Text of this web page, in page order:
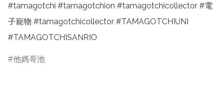
#tamagotchi #tamagotchion #tamagotchicollector #電
子寵物 #tamagotchicollector #TAMAGOTCHIUNI
#TAMAGOTCHISANRIO
他媽哥池